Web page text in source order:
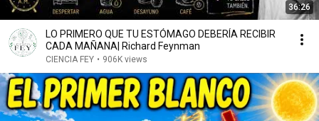
36:26
LO PRIMERO QUE TU ESTÓMAGO DEBERÍA RECIBIR
CADA MAÑANA| Richard Feynman
CIENCIA FEY • 906K views